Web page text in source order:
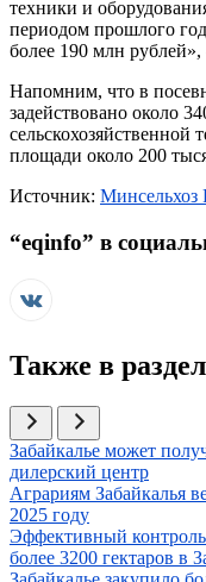
техники и
периодом прошлого
более 190 млн
Напомним, что в
задействовано около
сельскохозяйственной
площади около 200
Источник: Минсельхоз
“eqinfo” в
Также в
Иллюстрация новости
Забайкалье может
дилерский центр
Иллюстрация новости
Аграриям Забайкалья
2025 году
Иллюстрация новости
Эффективный контроль
более 3200 гектаров в
Иллюстрация новости